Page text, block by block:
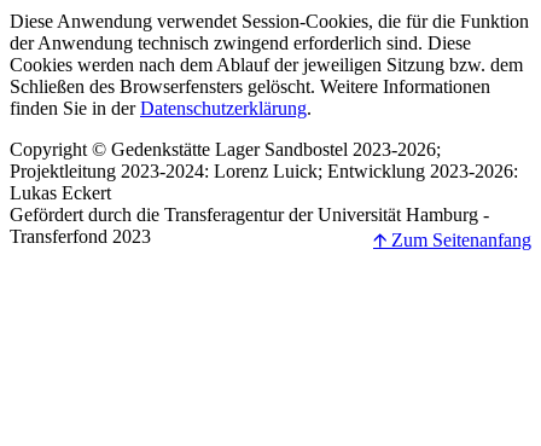
Diese Anwendung verwendet Session-Cookies, die für die Funktion
der Anwendung technisch zwingend erforderlich sind. Diese
Cookies werden nach dem Ablauf der jeweiligen Sitzung bzw. dem
Schließen des Browserfensters gelöscht. Weitere Informationen
finden Sie in derDatenschutzerklärung.
Copyright © Gedenkstätte Lager Sandbostel 2023-2026;
Projektleitung 2023-2024: Lorenz Luick; Entwicklung 2023-2026:
Lukas Eckert
Gefördert durch die Transferagentur der Universität Hamburg -
Transferfond 2023
🡩 Zum Seitenanfang